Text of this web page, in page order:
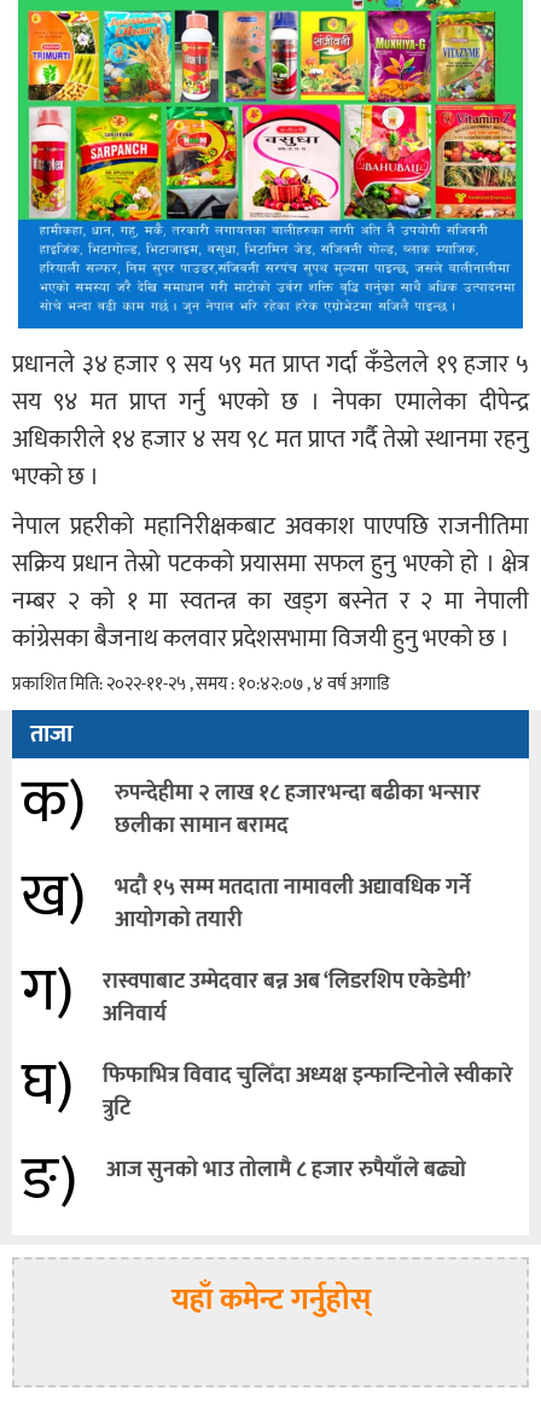
प्रधानले ३४ हजार ९ सय ५९ मत प्राप्त गर्दा कँडेलले १९ हजार ५
सय ९४ मत प्राप्त गर्नु भएको छ । नेपका एमालेका दीपेन्द्र
अधिकारीले १४ हजार ४ सय ९८ मत प्राप्त गर्दै तेस्रो स्थानमा रहनु
भएको छ ।
नेपाल प्रहरीको महानिरीक्षकबाट अवकाश पाएपछि राजनीतिमा
सक्रिय प्रधान तेस्रो पटकको प्रयासमा सफल हुनु भएको हो । क्षेत्र
नम्बर २ को १ मा स्वतन्त्र का खड्ग बस्नेत र २ मा नेपाली
कांग्रेसका बैजनाथ कलवार प्रदेशसभामा विजयी हुनु भएको छ ।
प्रकाशित मिति: २०२२-११-२५ , समय : १०:४२:०७ , ४ वर्ष अगाडि
ताजा
क)
रुपन्देहीमा २ लाख १८ हजारभन्दा बढीका भन्सार
छलीका सामान बरामद
ख)
भदौ १५ सम्म मतदाता नामावली अद्यावधिक गर्ने
आयोगको तयारी
ग)
रास्वपाबाट उम्मेदवार बन्न अब ‘लिडरशिप एकेडेमी’
अनिवार्य
घ)
फिफाभित्र विवाद चुलिँदा अध्यक्ष इन्फान्टिनोले स्वीकारे
त्रुटि
ङ) आज सुनको भाउ तोलामै ८ हजार रुपैयाँले बढ्यो
यहाँ कमेन्ट गर्नुहोस्